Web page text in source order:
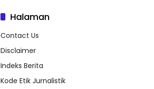
Halaman
Contact Us
Disclaimer
Indeks Berita
Kode Etik Jurnalistik